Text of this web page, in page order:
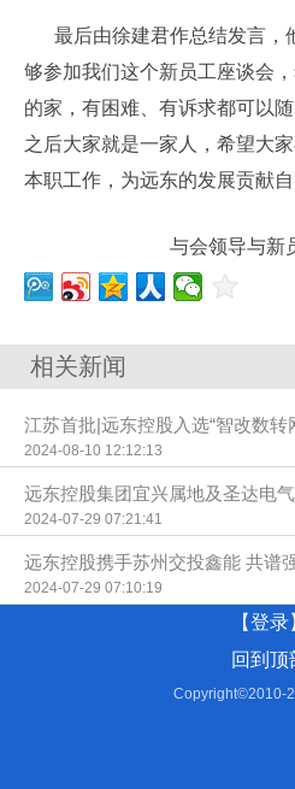
最后由徐建君作总结发言，
够参加我们这个新员工座谈会
的家，有困难、有诉求都可以
之后大家就是一家人，希望大
本职工作，为远东的发展贡献自
与会领导与新
相关新闻
江苏首批|远东控股入选“智改数转
2024-08-10 12:12:13
远东控股集团宜兴属地及圣达电
2024-07-29 07:21:41
远东控股携手苏州交投鑫能 共谱
2024-07-29 07:10:19
【登录
回到顶
Copyright©2010-